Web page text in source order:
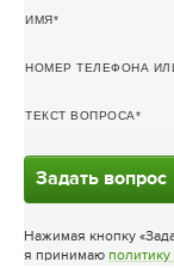
ИМЯ
НОМЕР ТЕЛЕФОНА
ТЕКСТ ВОПРОСА
Задать вопрос
Нажимая кнопку
я принимаю